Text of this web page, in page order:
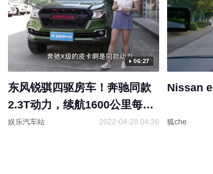
06:27
东风锐骐四驱房车！奔驰同款
2.3T动力，续航1600公里每公
里仅6毛4
娱乐汽车站 2022-04-28 04:36
Nissan
狐che